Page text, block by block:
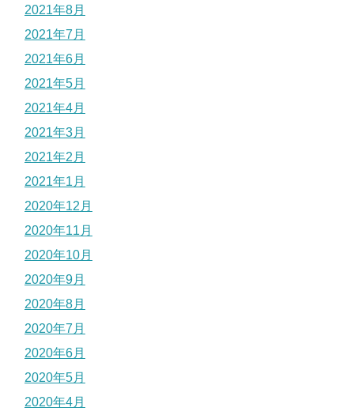
2021年8月
2021年7月
2021年6月
2021年5月
2021年4月
2021年3月
2021年2月
2021年1月
2020年12月
2020年11月
2020年10月
2020年9月
2020年8月
2020年7月
2020年6月
2020年5月
2020年4月